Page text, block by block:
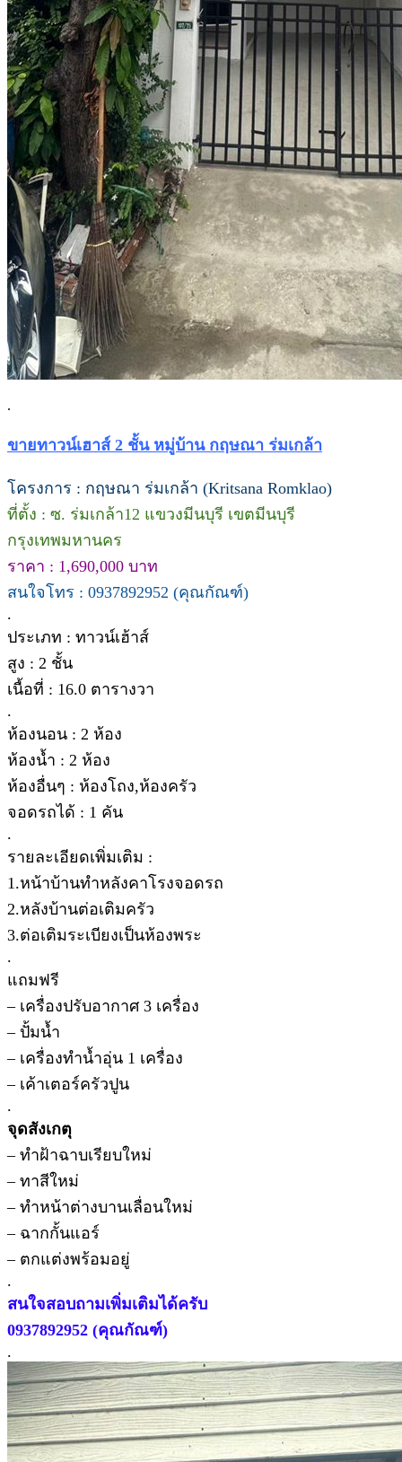
.
ขายทาวน์เฮาส์ 2 ชั้น หมู่บ้าน กฤษณา ร่มเกล้า
โครงการ : กฤษณา ร่มเกล้า (Kritsana Romklao)
ที่ตั้ง : ซ. ร่มเกล้า12 แขวงมีนบุรี เขตมีนบุรี
กรุงเทพมหานคร
ราคา : 1,690,000 บาท
สนใจโทร : 0937892952 (คุณกัณฑ์)
.
ประเภท : ทาวน์เฮ้าส์
สูง : 2 ชั้น
เนื้อที่ : 16.0 ตารางวา
.
ห้องนอน : 2 ห้อง
ห้องน้ำ : 2 ห้อง
ห้องอื่นๆ : ห้องโถง,ห้องครัว
จอดรถได้ : 1 คัน
.
รายละเอียดเพิ่มเติม :
1.หน้าบ้านทำหลังคาโรงจอดรถ
2.หลังบ้านต่อเติมครัว
3.ต่อเติมระเบียงเป็นห้องพระ
.
แถมฟรี
– เครื่องปรับอากาศ 3 เครื่อง
– ปั้มน้ำ
– เครื่องทำน้ำอุ่น 1 เครื่อง
– เค้าเตอร์ครัวปูน
.
จุดสังเกตุ
– ทำฝ้าฉาบเรียบใหม่
– ทาสีใหม่
– ทำหน้าต่างบานเลื่อนใหม่
– ฉากกั้นแอร์
– ตกแต่งพร้อมอยู่
.
สนใจสอบถามเพิ่มเติมได้ครับ
0937892952 (คุณกัณฑ์)
.